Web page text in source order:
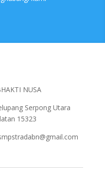
NUSA
Serpong Utara
15323